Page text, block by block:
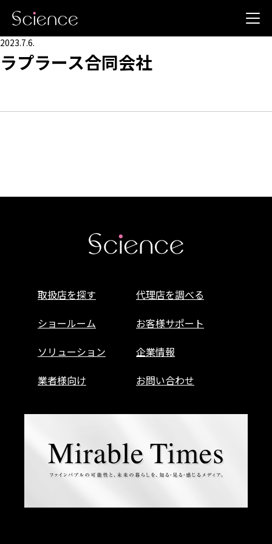
2023.7.6.
ラプラース合同会社
取扱店を探す
代理店を調べる
ショールーム
お客様サポート
ソリューション
企業情報
業者様向け
お問い合わせ